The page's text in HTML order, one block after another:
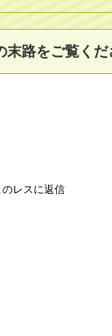
末路をご覧く
レスに返信